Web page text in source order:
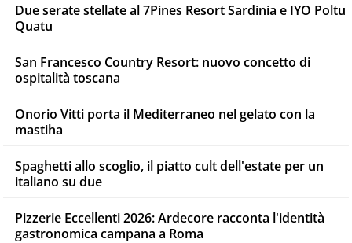
Due serate stellate al 7Pines Resort Sardinia e IYO Poltu
Quatu
San Francesco Country Resort: nuovo concetto di
ospitalità toscana
Onorio Vitti porta il Mediterraneo nel gelato con la
mastiha
Spaghetti allo scoglio, il piatto cult dell'estate per un
italiano su due
Pizzerie Eccellenti 2026: Ardecore racconta l'identità
gastronomica campana a Roma